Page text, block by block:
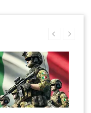
mano e senza grovigli. Il suo
si adatta perfettamente a